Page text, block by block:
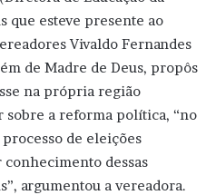
que esteve presente ao
Vivaldo Fernandes
de Madre de Deus, propôs
na própria região
a reforma política, “no
de eleições
dessas
argumentou a vereadora.